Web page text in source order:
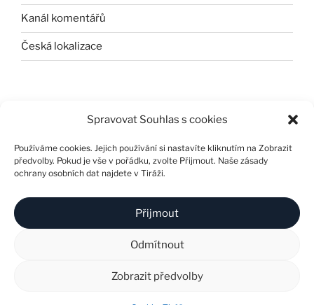
Spravovat Souhlas s cookies
Používáme cookies. Jejich používání si nastavíte kliknutím na Zobrazit
předvolby. Pokud je vše v pořádku, zvolte Přijmout. Naše zásady
ochrany osobních dat najdete v Tiráži.
Přijmout
Odmítnout
Zobrazit předvolby
Kanál komentářů
Česká lokalizace
Design & Marketing s.r.o.
❘ Tiráž